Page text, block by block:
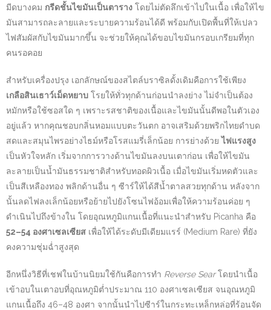
มีดบางคม กรีดชั้นไขมันเป็นตาราง โดยไม่ตัดลึกเข้าไปในเนื้อ เพื่อให้ไข
มันสามารถละลายและระบายความร้อนได้ดี พร้อมกับเปิดพื้นที่ให้เปลว
ไฟสัมผัสกับไขมันมากขึ้น จะช่วยให้คุณได้ขอบไขมันกรอบเกรียมที่ทุก
คนรอคอย
สำหรับเครื่องปรุง เอกลักษณ์ของสไตล์บราซิลดั้งเดิมคือการใช้เพียง
เกลือสินเธาว์เม็ดหยาบ โรยให้ทั่วทุกด้านก่อนนำลงย่าง ไม่จำเป็นต้อง
หมักหรือใช้ซอสใด ๆ เพราะรสชาติของเนื้อและไขมันนั้นดีพอในตัวเอง
อยู่แล้ว หากคุณชอบกลิ่นหอมแบบตะวันตก อาจเสริมด้วยพริกไทยดำบด
สดและสมุนไพรอย่างไธม์หรือโรสแมรี่เล็กน้อย การย่างด้วยไฟแรงสูง
เป็นหัวใจหลัก เริ่มจากการวางด้านไขมันลงบนเตาก่อน เพื่อให้ไขมัน
ละลายเป็นน้ำมันธรรมชาติสำหรับทอดผิวเนื้อ เมื่อไขมันเริ่มหดตัวและ
เป็นสีเหลืองทอง พลิกด้านอื่น ๆ ซีาร์ให้ได้สีน้ำตาลสวยทุกด้าน หลังจาก
นั้นลดไฟลงเล็กน้อยหรือย้ายไปยังโซนไฟอ้อมเพื่อให้ความร้อนค่อย ๆ
ดำเนินไปถึงข้างใน โดยอุณหภูมิแกนเนื้อที่แนะนำสำหรับ Picanha คือ
52–54 องศาเซลเซียส เพื่อให้ได้ระดับมีเดียมแรร์ (Medium Rare) ที่ยัง
คงความชุ่มฉ่ำสูงสุด
อีกหนึ่งวิธีที่เชฟในบ้านนิยมใช้กันคือการทำ Reverse Searโดยนำเนื้อ
เข้าอบในเตาอบที่อุณหภูมิต่ำประมาณ 110 องศาเซลเซียส จนอุณหภูมิ
แกนเนื้อถึง 46–48 องศา จากนั้นนำไปซีาร์ในกระทะเหล็กหล่อที่ร้อนจัด